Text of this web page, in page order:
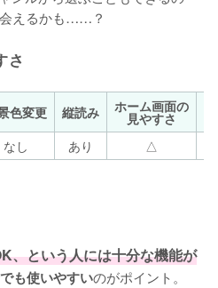
えるかも……？
さ
色変更 縦読み ホーム画面の
見やすさ
なし あり △
、という人には十分な機能が
も使いやすいのがポイント。